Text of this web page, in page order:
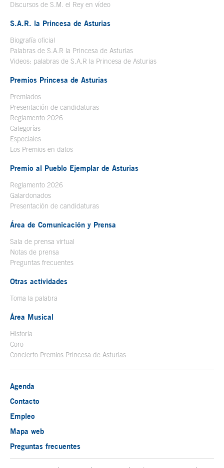
Discursos de S.M. el Rey en vídeo
S.A.R. la Princesa de Asturias
Biografía oficial
Palabras de S.A.R la Princesa de Asturias
Videos: palabras de S.A.R la Princesa de Asturias
Premios Princesa de Asturias
Premiados
Presentación de candidaturas
Reglamento 2026
Categorías
Especiales
Los Premios en datos
Premio al Pueblo Ejemplar de Asturias
Reglamento 2026
Galardonados
Presentación de candidaturas
Área de Comunicación y Prensa
Sala de prensa virtual
Notas de prensa
Preguntas frecuentes
Otras actividades
Toma la palabra
Área Musical
Historia
Coro
Concierto Premios Princesa de Asturias
Agenda
Contacto
Empleo
Mapa web
Preguntas frecuentes